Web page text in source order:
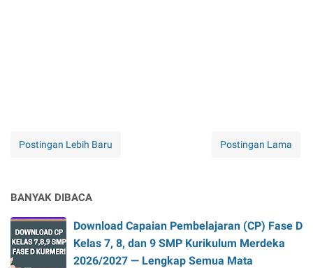
Postingan Lebih Baru Postingan Lama
BANYAK DIBACA
Download Capaian Pembelajaran (CP) Fase D
Kelas 7, 8, dan 9 SMP Kurikulum Merdeka
2026/2027 — Lengkap Semua Mata